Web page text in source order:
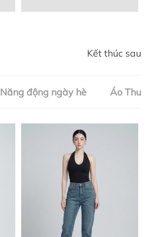
Kết thúc sau
Năng động ngày hè Áo Thun